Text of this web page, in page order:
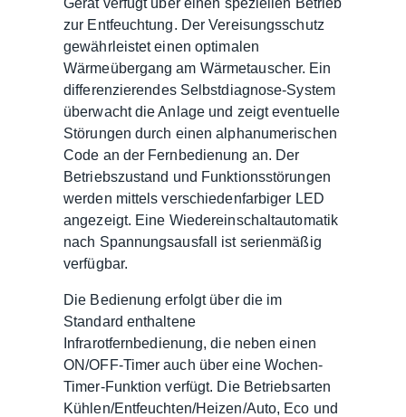
zur Entfeuchtung. Der Vereisungsschutz
gewährleistet einen optimalen
Wärmeübergang am Wärmetauscher. Ein
differenzierendes Selbstdiagnose-System
überwacht die Anlage und zeigt eventuelle
Störungen durch einen alphanumerischen
Code an der Fernbedienung an. Der
Betriebszustand und Funktionsstörungen
werden mittels verschiedenfarbiger LED
angezeigt. Eine Wiedereinschaltautomatik
nach Spannungsausfall ist serienmäßig
verfügbar.
Die Bedienung erfolgt über die im
Standard enthaltene
Infrarotfernbedienung, die neben einen
ON/OFF-Timer auch über eine Wochen-
Timer-Funktion verfügt. Die Betriebsarten
Kühlen/Entfeuchten/Heizen/Auto, Eco und